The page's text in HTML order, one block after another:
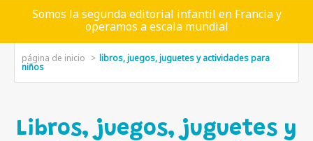
Somos la segunda editorial infantil en Francia y
operamos a escala mundial
página de inicio libros, juegos, juguetes y actividades para
niños
Libros, juegos, juguetes y